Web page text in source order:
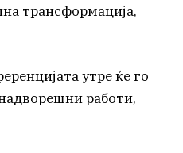
трансформација,
утре ќе го
работи,